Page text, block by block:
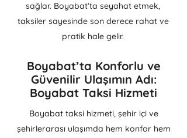
sağlar. Boyabat’ta seyahat etmek,
taksiler sayesinde son derece rahat ve
pratik hale gelir.
Boyabat’ta Konforlu ve
Güvenilir Ulaşımın Adı:
Boyabat Taksi Hizmeti
Boyabat taksi hizmeti, şehir içi ve
şehirlerarası ulaşımda hem konfor hem